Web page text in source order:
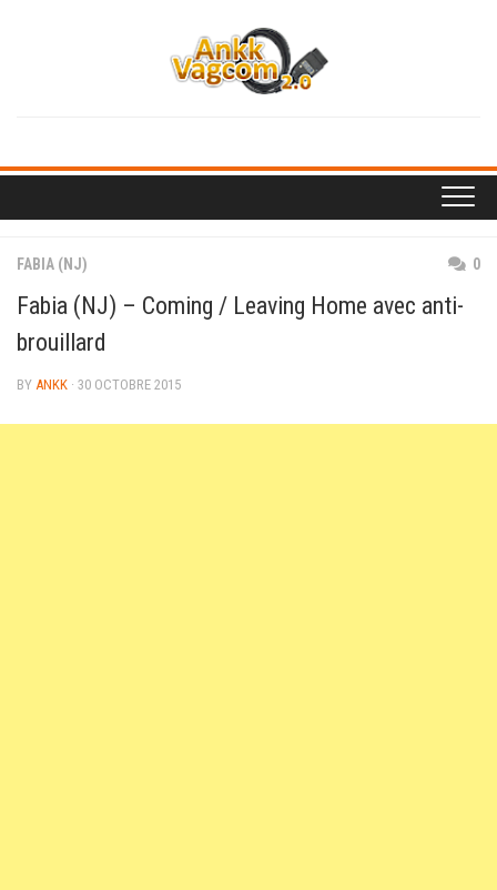
FABIA (NJ) 0
Fabia (NJ) – Coming / Leaving Home avec anti-
brouillard
BY ANKK · 30 OCTOBRE 2015